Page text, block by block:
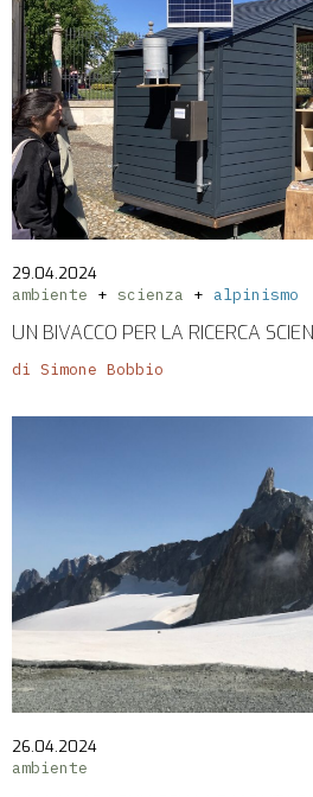
29.04.2024
ambiente
scienza alpinismo
UN BIVACCO PER LA RICERCA
di Simone Bobbio
26.04.2024
ambiente